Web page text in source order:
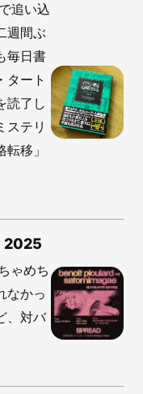
追い込
週間ぶ
毎日書
タート
読了し
ステリ
移」
2025
ゃめち
なかっ
、対バ